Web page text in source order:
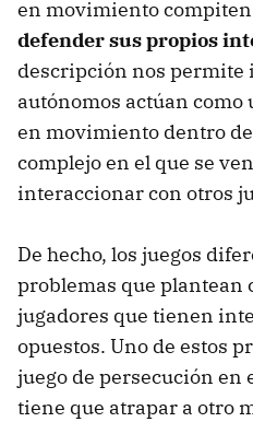
en movimiento
defender sus propios
descripción nos permite
autónomos actúan como
en movimiento dentro
complejo en el que se
interaccionar con otros
De hecho, los juegos
problemas que plantean
jugadores que tienen
opuestos. Uno de estos
juego de persecución en
tiene que atrapar a otro